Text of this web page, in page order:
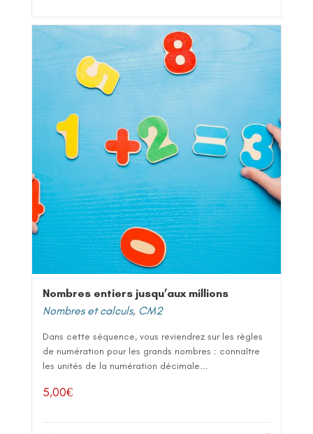
Nombres entiers jusqu’aux millions
Nombres et calculs, CM2
Dans cette séquence, vous reviendrez sur les règles
de numération pour les grands nombres : connaître
les unités de la numération décimale...
5,00€